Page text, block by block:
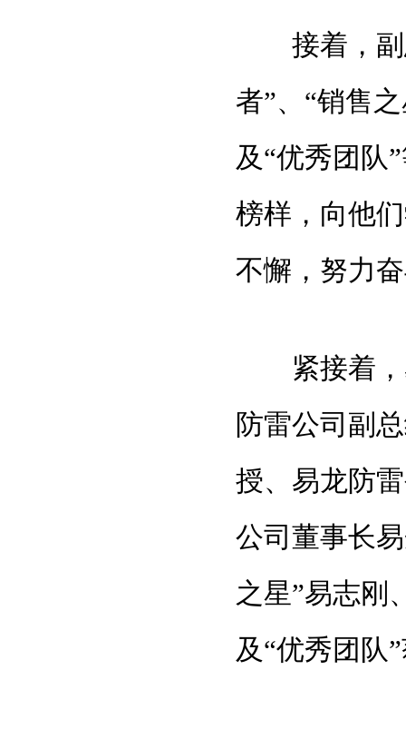
接着，副
者”、“销售
及“优秀团队
榜样，向他
不懈，努力
紧接着，
防雷公司副
授、易龙防
公司董事长
之星”易志刚
及“优秀团队